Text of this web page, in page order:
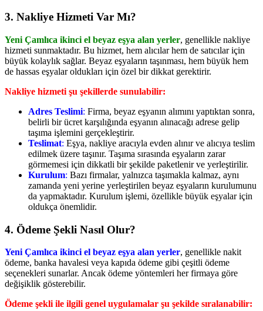
3. Nakliye Hizmeti Var Mı?
Yeni Çamlıca ikinci el beyaz eşya alan yerler, genellikle nakliye
hizmeti sunmaktadır. Bu hizmet, hem alıcılar hem de satıcılar için
büyük kolaylık sağlar. Beyaz eşyaların taşınması, hem büyük hem
de hassas eşyalar oldukları için özel bir dikkat gerektirir.
Nakliye hizmeti şu şekillerde sunulabilir:
Adres Teslimi: Firma, beyaz eşyanın alımını yaptıktan sonra,
belirli bir ücret karşılığında eşyanın alınacağı adrese gelip
taşıma işlemini gerçekleştirir.
Teslimat: Eşya, nakliye aracıyla evden alınır ve alıcıya teslim
edilmek üzere taşınır. Taşıma sırasında eşyaların zarar
görmemesi için dikkatli bir şekilde paketlenir ve yerleştirilir.
Kurulum: Bazı firmalar, yalnızca taşımakla kalmaz, aynı
zamanda yeni yerine yerleştirilen beyaz eşyaların kurulumunu
da yapmaktadır. Kurulum işlemi, özellikle büyük eşyalar için
oldukça önemlidir.
4. Ödeme Şekli Nasıl Olur?
Yeni Çamlıca ikinci el beyaz eşya alan yerler, genellikle nakit
ödeme, banka havalesi veya kapıda ödeme gibi çeşitli ödeme
seçenekleri sunarlar. Ancak ödeme yöntemleri her firmaya göre
değişiklik gösterebilir.
Ödeme şekli ile ilgili genel uygulamalar şu şekilde sıralanabilir: